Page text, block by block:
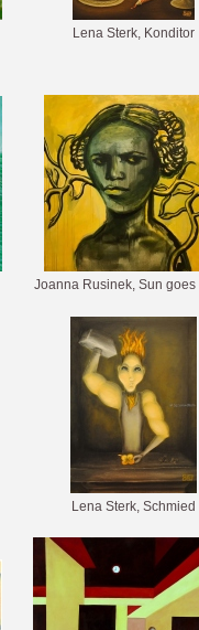
Lena Sterk, Konditor
Joanna Rusinek, Sun goes
Lena Sterk, Schmied